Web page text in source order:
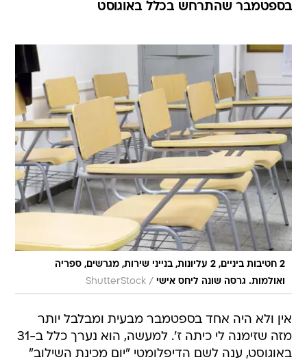
בספטמבר שהתרחש בכלל באוגוסט
2 חטיבות ביניים, 2 עליונות, בנייני שירות, מגרשים, ספריה
ואולמות. גרסה שונה ליחס אישי /
ShutterStock
אין ולא היה אחד בספטמבר מבעית ומבלבל יותר
מזה שזימנה לי כיתה ז'. למעשה, הוא נערך כלל ב-31
באוגוסט, ענה לשם הדיפלומטי "יום מכינת השילוב"